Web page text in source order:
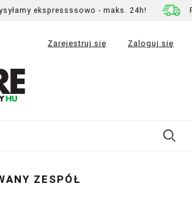
ekspressssowo - maks. 24h!
Zarejestruj się Zaloguj się
ZESPÓŁ